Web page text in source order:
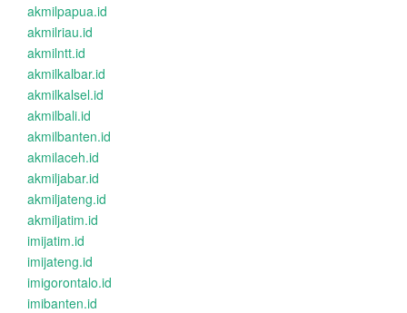
akmilpapua.id
akmilriau.id
akmilntt.id
akmilkalbar.id
akmilkalsel.id
akmilbali.id
akmilbanten.id
akmilaceh.id
akmiljabar.id
akmiljateng.id
akmiljatim.id
imijatim.id
imijateng.id
imigorontalo.id
imibanten.id